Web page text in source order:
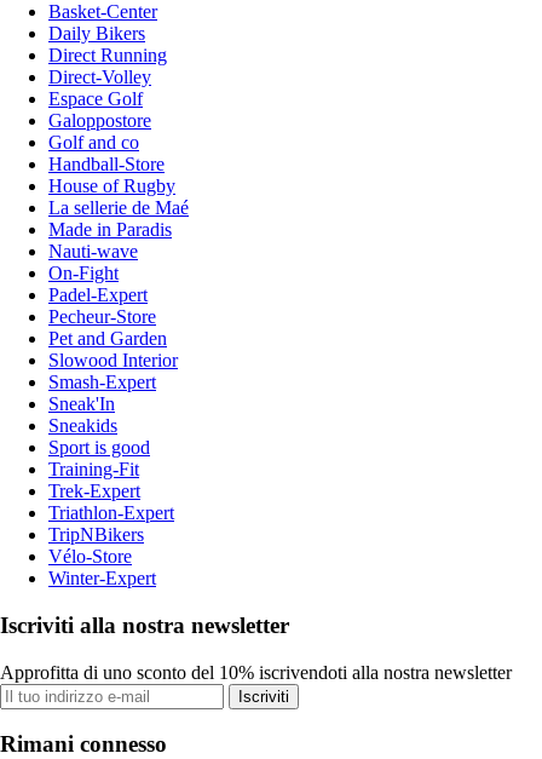
Basket-Center
Daily Bikers
Direct Running
Direct-Volley
Espace Golf
Galoppostore
Golf and co
Handball-Store
House of Rugby
La sellerie de Maé
Made in Paradis
Nauti-wave
On-Fight
Padel-Expert
Pecheur-Store
Pet and Garden
Slowood Interior
Smash-Expert
Sneak'In
Sneakids
Sport is good
Training-Fit
Trek-Expert
Triathlon-Expert
TripNBikers
Vélo-Store
Winter-Expert
Iscriviti alla nostra newsletter
Approfitta di uno sconto del 10% iscrivendoti alla nostra newsletter
Iscriviti
Rimani connesso